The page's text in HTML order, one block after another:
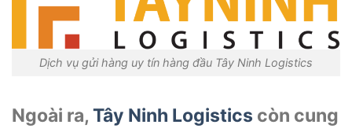
Dịch vụ gửi hàng uy tín hàng đầu Tây Ninh Logistics
Ngoài ra, Tây Ninh Logistics còn cung